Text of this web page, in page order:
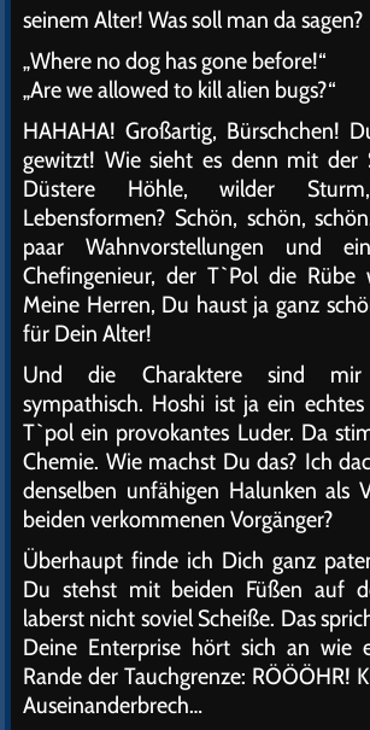
seinem Alter! Was soll man da sagen?
„Where no dog has gone before!“
„Are we allowed to kill alien bugs?“
HAHAHA! Großartig, Bürschchen!
gewitzt! Wie sieht es denn mit der
Düstere Höhle, wilder
Lebensformen? Schön, schön,
paar Wahnvorstellungen und
Chefingenieur, der T`Pol die Rübe
Meine Herren, Du haust ja ganz
für Dein Alter!
Und die Charaktere sind
sympathisch. Hoshi ist ja ein
T`pol ein provokantes Luder. Da
Chemie. Wie machst Du das? Ich
denselben unfähigen Halunken als
beiden verkommenen Vorgänger?
Überhaupt finde ich Dich ganz
Du stehst mit beiden Füßen auf
laberst nicht soviel Scheiße. Das
Deine Enterprise hört sich an wie
Rande der Tauchgrenze: RÖÖÖHR!
Auseinanderbrech…